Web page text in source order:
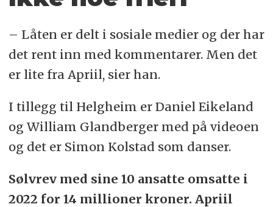
– Låten er delt i sosiale medier og der har
det rent inn med kommentarer. Men det
er lite fra Apriil, sier han.
I tillegg til Helgheim er Daniel Eikeland
og William Glandberger med på videoen
og det er Simon Kolstad som danser.
Sølvrev med sine 10 ansatte omsatte i
2022 for 14 millioner kroner. Apriil